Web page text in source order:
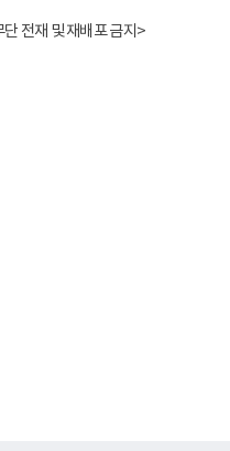
전재 및 재배포 금지>